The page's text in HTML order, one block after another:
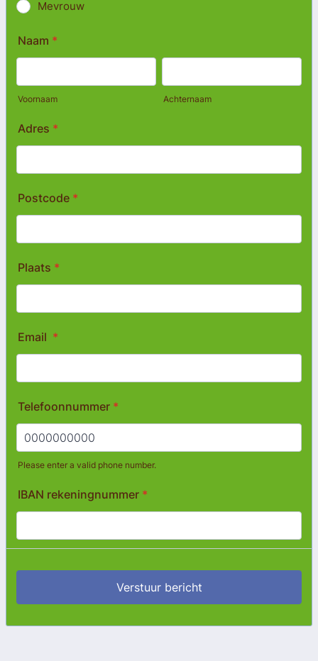
Mevrouw
Naam *
Voornaam Achternaam
Adres *
Postcode *
Plaats *
Email *
Telefoonnummer *
Please enter a valid phone number.
IBAN rekeningnummer *
Verstuur bericht